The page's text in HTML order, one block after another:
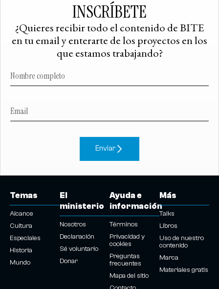
INSCRÍBETE
¿Quieres recibir todo el contenido de BITE
en tu email y enterarte de los proyectos en los
que estamos trabajando?
Enviar
Temas
Alcance
Cultura
Especiales
Historia
Mundo
El
ministerio
Nosotros
Declaración
Sé voluntario
Donar
Ayuda e
información
Términos
Privacidad y
cookies
Preguntas
frecuentes
Mapa del sitio
Más
Talks
Libros
Uso de nuestro
contenido
Marca
Materiales gratis